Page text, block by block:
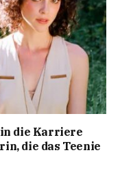
die Karriere
die das Teenie